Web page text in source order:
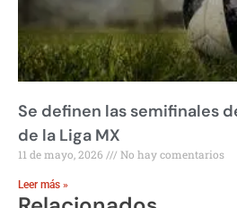
Se definen las semifinales
de la Liga MX
11 de mayo, 2026 No hay comentarios
Leer más »